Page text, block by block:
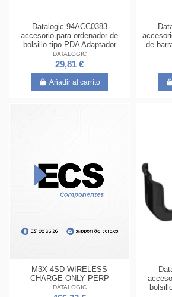
Datalogic 94ACC0383
accesorio para ordenador de
bolsillo tipo PDA Adaptador
DATALOGIC
29,81 €
Añadir al carrito
de
M3X 4SD WIRELESS
CHARGE ONLY PERP
DATALOGIC